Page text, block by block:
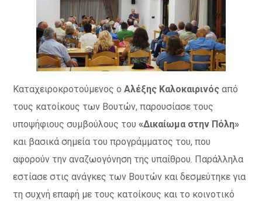
Καταχειροκροτούμενος οΑλέξης Καλοκαιρινός από
τους κατοίκους των Βουτών, παρουσίασε τους
υποψήφιους συμβούλους του«Δικαίωμα στην Πόλη»
και βασικά σημεία του προγράμματος του, που
αφορούν την αναζωογόνηση της υπαίθρου. Παράλληλα
εστίασε στις ανάγκες των Βουτών και δεσμεύτηκε για
τη συχνή επαφή με τους κατοίκους και το κοινοτικό